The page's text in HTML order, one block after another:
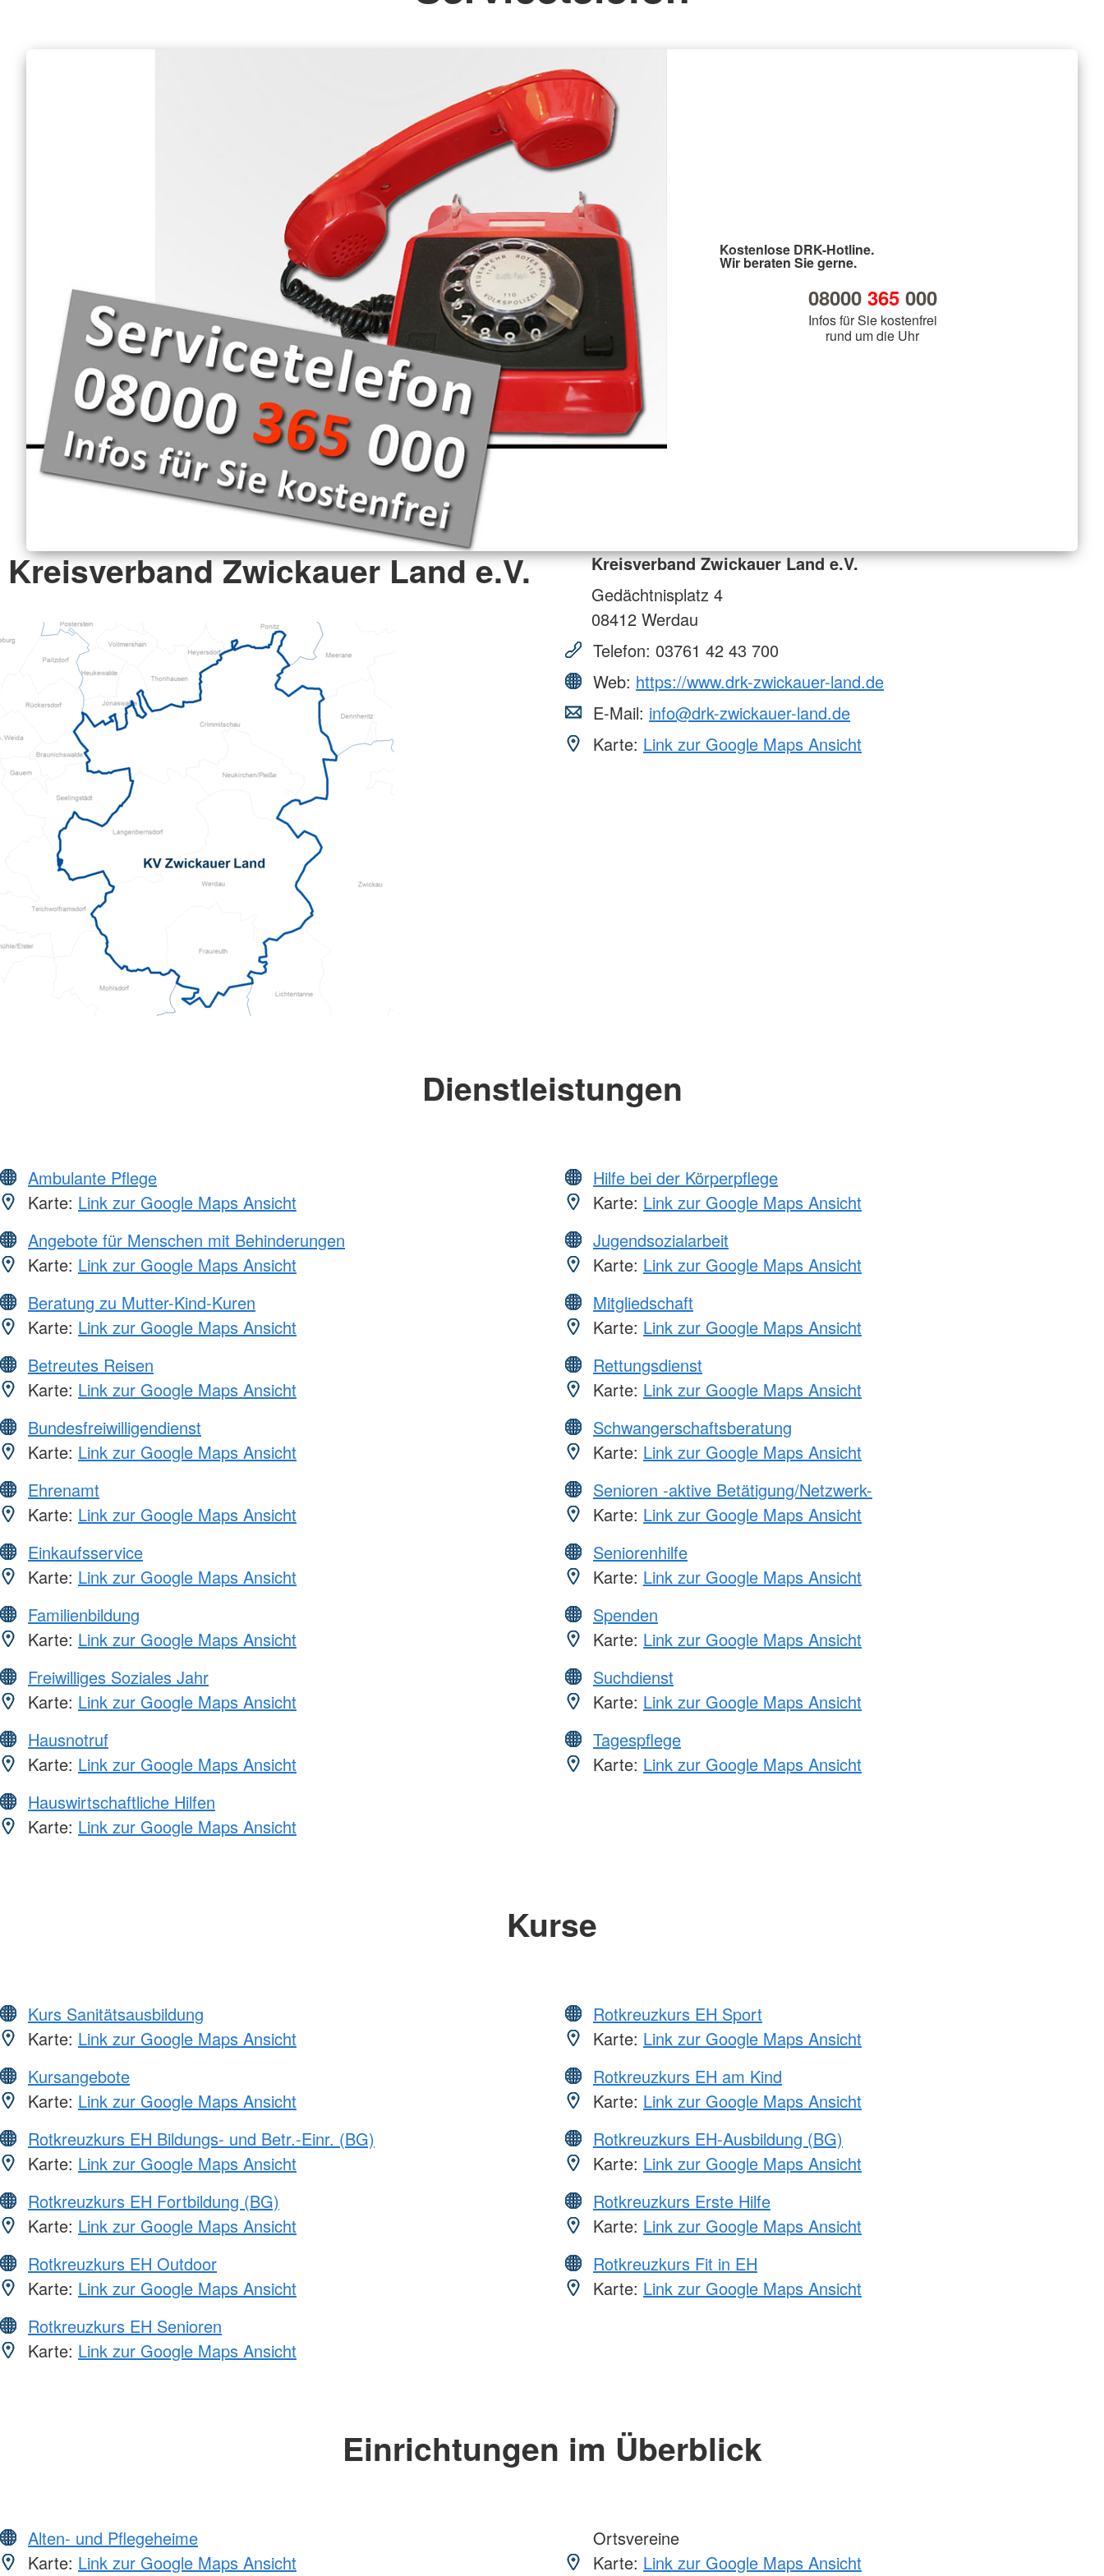
Kostenlose DRK-Hotline.
Wir beraten Sie gerne.
08000 365000
Infos für Sie kostenfrei
rund um die Uhr
Kreisverband Zwickauer Land e.V.
Kreisverband Zwickauer Land e.V.
Gedächtnisplatz 4
08412 Werdau
Telefon: 03761 42 43 700
Web: https://www.drk-zwickauer-land.de
E-Mail: info@drk-zwickauer-land.de
Karte: Link zur Google Maps Ansicht
Dienstleistungen
Ambulante Pflege
Karte: Link zur Google Maps Ansicht
Angebote für Menschen mit Behinderungen
Karte: Link zur Google Maps Ansicht
Beratung zu Mutter-Kind-Kuren
Karte: Link zur Google Maps Ansicht
Betreutes Reisen
Karte: Link zur Google Maps Ansicht
Bundesfreiwilligendienst
Karte: Link zur Google Maps Ansicht
Ehrenamt
Karte: Link zur Google Maps Ansicht
Einkaufsservice
Karte: Link zur Google Maps Ansicht
Familienbildung
Karte: Link zur Google Maps Ansicht
Freiwilliges Soziales Jahr
Karte: Link zur Google Maps Ansicht
Hausnotruf
Karte: Link zur Google Maps Ansicht
Hauswirtschaftliche Hilfen
Karte: Link zur Google Maps Ansicht
Hilfe bei der Körperpflege
Karte: Link zur Google Maps Ansicht
Jugendsozialarbeit
Karte: Link zur Google Maps Ansicht
Mitgliedschaft
Karte: Link zur Google Maps Ansicht
Rettungsdienst
Karte: Link zur Google Maps Ansicht
Schwangerschaftsberatung
Karte: Link zur Google Maps Ansicht
Senioren -aktive Betätigung/Netzwerk-
Karte: Link zur Google Maps Ansicht
Seniorenhilfe
Karte: Link zur Google Maps Ansicht
Spenden
Karte: Link zur Google Maps Ansicht
Suchdienst
Karte: Link zur Google Maps Ansicht
Tagespflege
Karte: Link zur Google Maps Ansicht
Kurse
Kurs Sanitätsausbildung
Karte: Link zur Google Maps Ansicht
Kursangebote
Karte: Link zur Google Maps Ansicht
Rotkreuzkurs EH Bildungs- und Betr.-Einr. (BG)
Karte: Link zur Google Maps Ansicht
Rotkreuzkurs EH Fortbildung (BG)
Karte: Link zur Google Maps Ansicht
Rotkreuzkurs EH Outdoor
Karte: Link zur Google Maps Ansicht
Rotkreuzkurs EH Senioren
Karte: Link zur Google Maps Ansicht
Rotkreuzkurs EH Sport
Karte: Link zur Google Maps Ansicht
Rotkreuzkurs EH am Kind
Karte: Link zur Google Maps Ansicht
Rotkreuzkurs EH-Ausbildung (BG)
Karte: Link zur Google Maps Ansicht
Rotkreuzkurs Erste Hilfe
Karte: Link zur Google Maps Ansicht
Rotkreuzkurs Fit in EH
Karte: Link zur Google Maps Ansicht
Einrichtungen im Überblick
Alten- und Pflegeheime
Karte: Link zur Google Maps Ansicht
Ortsvereine
Karte: Link zur Google Maps Ansicht